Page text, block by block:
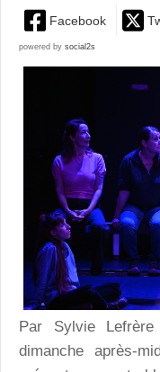
Facebook
powered by social2s
Par Sylvie
dimanche après-